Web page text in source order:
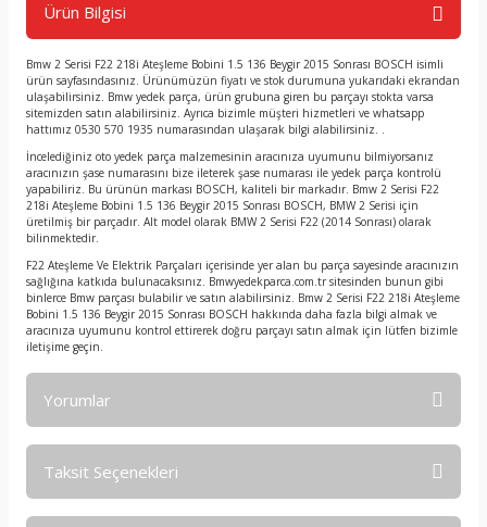
Ürün Bilgisi
Bmw 2 Serisi F22 218i Ateşleme Bobini 1.5 136 Beygir 2015 Sonrası BOSCH isimli
ürün sayfasındasınız. Ürünümüzün fiyatı ve stok durumuna yukarıdaki ekrandan
ulaşabilirsiniz. Bmw yedek parça, ürün grubuna giren bu parçayı stokta varsa
sitemizden satın alabilirsiniz. Ayrıca bizimle müşteri hizmetleri ve whatsapp
hattımız 0530 570 1935 numarasından ulaşarak bilgi alabilirsiniz. .
İncelediğiniz oto yedek parça malzemesinin aracınıza uyumunu bilmiyorsanız
aracınızın şase numarasını bize ileterek şase numarası ile yedek parça kontrolü
yapabiliriz. Bu ürünün markası BOSCH, kaliteli bir markadır. Bmw 2 Serisi F22
218i Ateşleme Bobini 1.5 136 Beygir 2015 Sonrası BOSCH, BMW 2 Serisi için
üretilmiş bir parçadır. Alt model olarak BMW 2 Serisi F22 (2014 Sonrası) olarak
bilinmektedir.
F22 Ateşleme Ve Elektrik Parçaları içerisinde yer alan bu parça sayesinde aracınızın
sağlığına katkıda bulunacaksınız. Bmwyedekparca.com.tr sitesinden bunun gibi
binlerce Bmw parçası bulabilir ve satın alabilirsiniz. Bmw 2 Serisi F22 218i Ateşleme
Bobini 1.5 136 Beygir 2015 Sonrası BOSCH hakkında daha fazla bilgi almak ve
aracınıza uyumunu kontrol ettirerek doğru parçayı satın almak için lütfen bizimle
iletişime geçin.
Yorumlar
Taksit Seçenekleri